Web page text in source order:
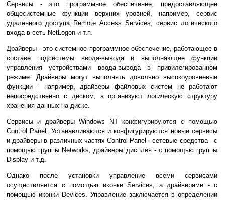
Сервисы - это программное обеспечение, предоставляющее
общесистемные функции верхних уровней, например, сервис
удаленного доступа Remote Access Services, сервис логического
входа в сеть NetLogon и т.п.
Драйверы - это системное программное обеспечение, работающее в
составе подсистемы ввода-вывода и выполняющее функции
управления устройствами ввода-вывода в привилегированном
режиме. Драйверы могут выполнять довольно высокоуровневые
функции - например, драйверы файловых систем не работают
непосредственно с диском, а организуют логическую структуру
хранения данных на диске.
Сервисы и драйверы Windows NT конфигурируются с помощью
Control Panel. Устанавливаются и конфигурируются новые сервисы
и драйверы в различных частях Control Panel - сетевые средства - с
помощью группы Networks, драйверы дисплея - с помощью группы
Display и т.д.
Однако после установки управление всеми сервисами
осуществляется с помощью иконки Services, а драйверами - с
помощью иконки Devices. Управление заключается в определении